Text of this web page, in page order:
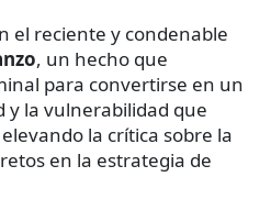
el reciente y condenable
, un hecho que
para convertirse en un
y la vulnerabilidad que
la crítica sobre la
en la estrategia de